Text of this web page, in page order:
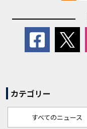
カテゴリー
すべてのニュース